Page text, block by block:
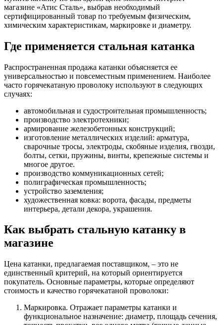
магазине «Атис Сталь», выбрав необходимый
сертифицированный товар по требуемым физическим,
химическим характеристикам, маркировке и диаметру.
Где применяется стальная катанка
Распространенная продажа катанки объясняется ее
универсальностью и повсеместным применением. Наиболее
часто горячекатаную проволоку используют в следующих
случаях:
автомобильная и судостроительная промышленность;
производство электротехники;
армирование железобетонных конструкций;
изготовление металлических изделий: арматура,
сварочные тросы, электроды, скобяные изделия, гвозди,
болты, сетки, пружины, винты, крепежные системы и
многое другое.
производство коммуникационных сетей;
полиграфическая промышленность;
устройство заземления;
художественная ковка: ворота, фасады, предметы
интерьера, детали декора, украшения.
Как выбрать стальную катанку в
магазине
Цена катанки, предлагаемая поставщиком, – это не
единственный критерий, на который ориентируется
покупатель. Основные параметры, которые определяют
стоимость и качество горячекатаной проволоки:
Маркировка. Отражает параметры катанки и
функциональное назначение: диаметр, площадь сечения,